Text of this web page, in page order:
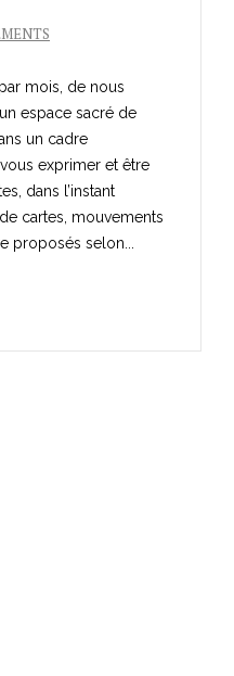
mois, de nous
espace sacré de
un cadre
exprimer et être
dans l’instant
cartes, mouvements
proposés selon...